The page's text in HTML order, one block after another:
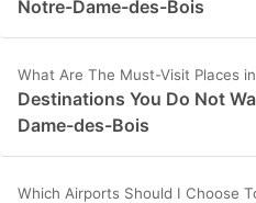
Notre-Dame-des-Bois
What Are The Must-Visit Places
Destinations You Do Not
Dame-des-Bois
Which Airports Should I Choose